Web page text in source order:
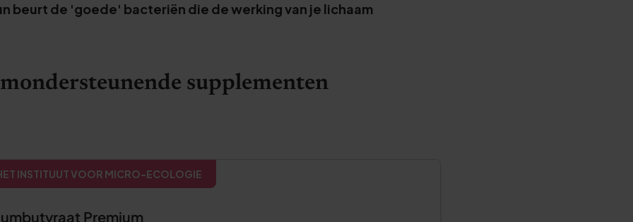
beurt de 'goede' bacteriën die de werking van je lichaam
supplementen
INSTITUUT VOOR MICRO-ECOLOGIE
Premium